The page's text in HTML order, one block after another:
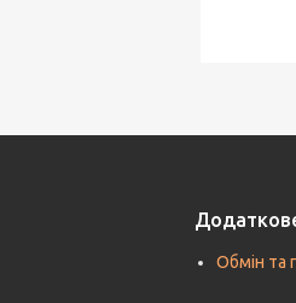
Обмін та